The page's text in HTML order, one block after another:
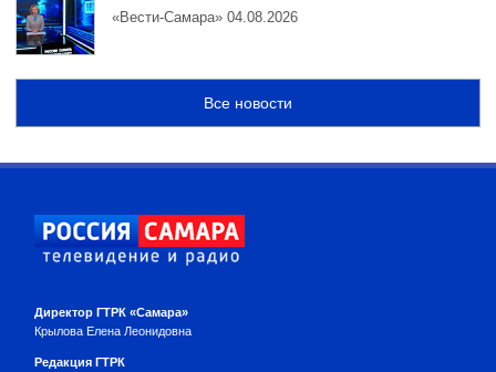
«Вести-Самара» 04.08.2026
Все новости
Директор ГТРК «Самара»
Крылова Елена Леонидовна
Редакция ГТРК